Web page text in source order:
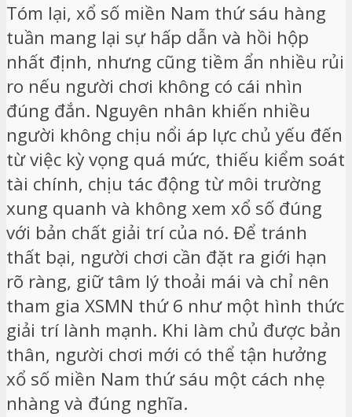
Tóm lại, xổ số miền Nam thứ sáu hàng
tuần mang lại sự hấp dẫn và hồi hộp
nhất định, nhưng cũng tiềm ẩn nhiều rủi
ro nếu người chơi không có cái nhìn
đúng đắn. Nguyên nhân khiến nhiều
người không chịu nổi áp lực chủ yếu đến
từ việc kỳ vọng quá mức, thiếu kiểm soát
tài chính, chịu tác động từ môi trường
xung quanh và không xem xổ số đúng
với bản chất giải trí của nó. Để tránh
thất bại, người chơi cần đặt ra giới hạn
rõ ràng, giữ tâm lý thoải mái và chỉ nên
tham gia XSMN thứ 6 như một hình thức
giải trí lành mạnh. Khi làm chủ được bản
thân, người chơi mới có thể tận hưởng
xổ số miền Nam thứ sáu một cách nhẹ
nhàng và đúng nghĩa.